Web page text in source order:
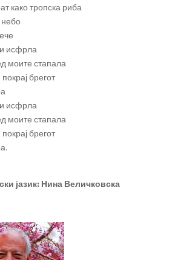
како тропска риба
небо
и исфрла
моите стапала
брегот
и исфрла
моите стапала
брегот
јазик: Нина Величковска